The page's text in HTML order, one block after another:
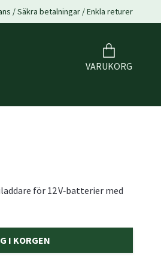
/ Säkra betalningar / Enkla returer
VARUKORG
för 12 V‑batterier med
I KORGEN